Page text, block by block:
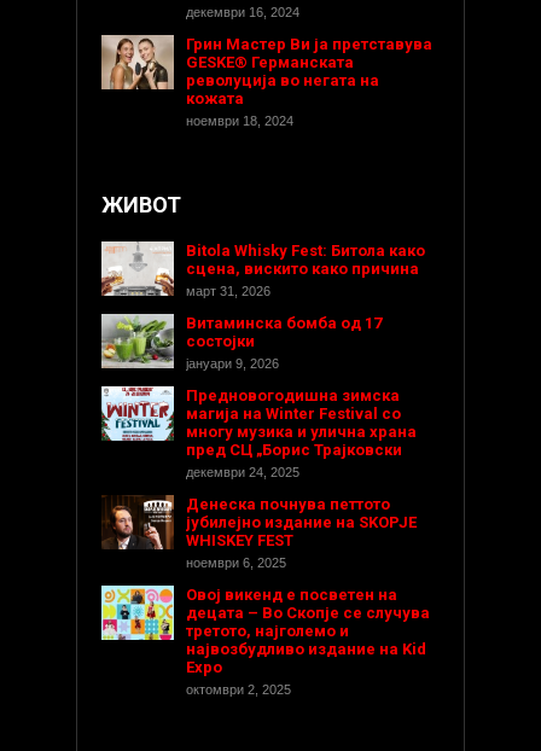
декември 16, 2024
Грин Мастер Ви ја претставува
GESKE® Германската
револуција во негата на
кожата
ноември 18, 2024
ЖИВОТ
Bitola Whisky Fest: Битола како
сцена, вискито како причина
март 31, 2026
Витаминска бомба од 17
состојки
јануари 9, 2026
Предновогодишнa зимска
магија на Winter Festival со
многу музика и улична храна
пред СЦ „Борис Трајковски
декември 24, 2025
Денеска почнува петтото
јубилејно издание на SKOPJE
WHISKEY FEST
ноември 6, 2025
Овој викенд е посветен на
децата – Во Скопје се случува
третото, најголемо и
највозбудливо издание на Kid
Expo
октомври 2, 2025